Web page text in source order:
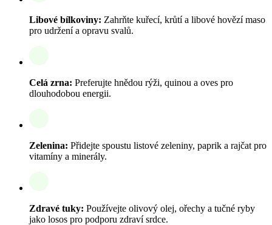
Libové bílkoviny: Zahrňte kuřecí, krůtí a libové hovězí maso
pro udržení a opravu svalů.
Celá zrna: Preferujte hnědou rýži, quinou a oves pro
dlouhodobou energii.
Zelenina: Přidejte spoustu listové zeleniny, paprik a rajčat pro
vitamíny a minerály.
Zdravé tuky: Používejte olivový olej, ořechy a tučné ryby
jako losos pro podporu zdraví srdce.